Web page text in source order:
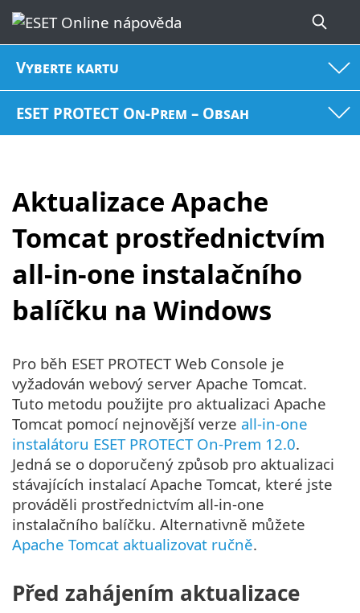
Vyberte kartu
ESET PROTECT On-Prem – Obsah
Aktualizace Apache
Tomcat prostřednictvím
all-in-one instalačního
balíčku na Windows
Pro běh ESET PROTECT Web Console je
vyžadován webový server Apache Tomcat.
Tuto metodu použijte pro aktualizaci Apache
Tomcat pomocí nejnovější verze all-in-one
instalátoru ESET PROTECT On-Prem 12.0.
Jedná se o doporučený způsob pro aktualizaci
stávajících instalací Apache Tomcat, které jste
prováděli prostřednictvím all-in-one
instalačního balíčku. Alternativně můžete
Apache Tomcat aktualizovat ručně.
Před zahájením aktualizace